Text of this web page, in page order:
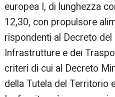
europea I, di lunghezza
12,30, con propulsore
rispondenti al Decreto
Infrastrutture e dei
criteri di cui al Decreto
della Tutela del Territorio